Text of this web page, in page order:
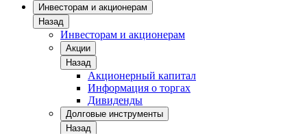
Инвесторам и акционерам
Назад
Инвесторам и акционерам
Акции
Назад
Акционерный капитал
Информация о торгах
Дивиденды
Долговые инструменты
Назад